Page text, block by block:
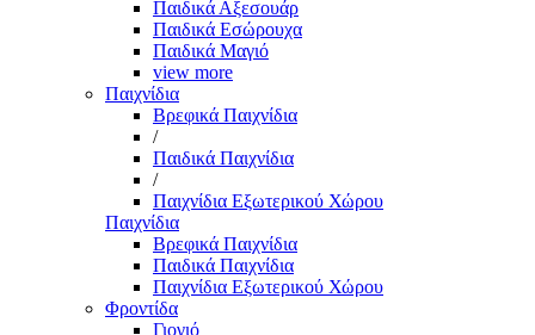
Παιδικά Αξεσουάρ
Παιδικά Εσώρουχα
Παιδικά Μαγιό
view more
Παιχνίδια
Βρεφικά Παιχνίδια
/
Παιδικά Παιχνίδια
/
Παιχνίδια Εξωτερικού Χώρου
Παιχνίδια
Βρεφικά Παιχνίδια
Παιδικά Παιχνίδια
Παιχνίδια Εξωτερικού Χώρου
Φροντίδα
Γιογιό